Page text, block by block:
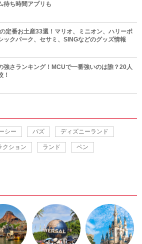
待ち時間アプリも
定番お土産33選！マリオ、ミニオン、ハリーポ
ックパーク、セサミ、SINGなどのグッズ情報
強さランキング！MCUで一番強いのは誰？20人
！
シー バズ ディズニーランド
クション ランド ペン